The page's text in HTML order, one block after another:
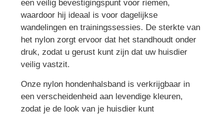
een veilig bevestigingspunt voor riemen,
waardoor hij ideaal is voor dagelijkse
wandelingen en trainingssessies. De sterkte van
het nylon zorgt ervoor dat het standhoudt onder
druk, zodat u gerust kunt zijn dat uw huisdier
veilig vastzit.
Onze nylon hondenhalsband is verkrijgbaar in
een verscheidenheid aan levendige kleuren,
zodat je de look van je huisdier kunt